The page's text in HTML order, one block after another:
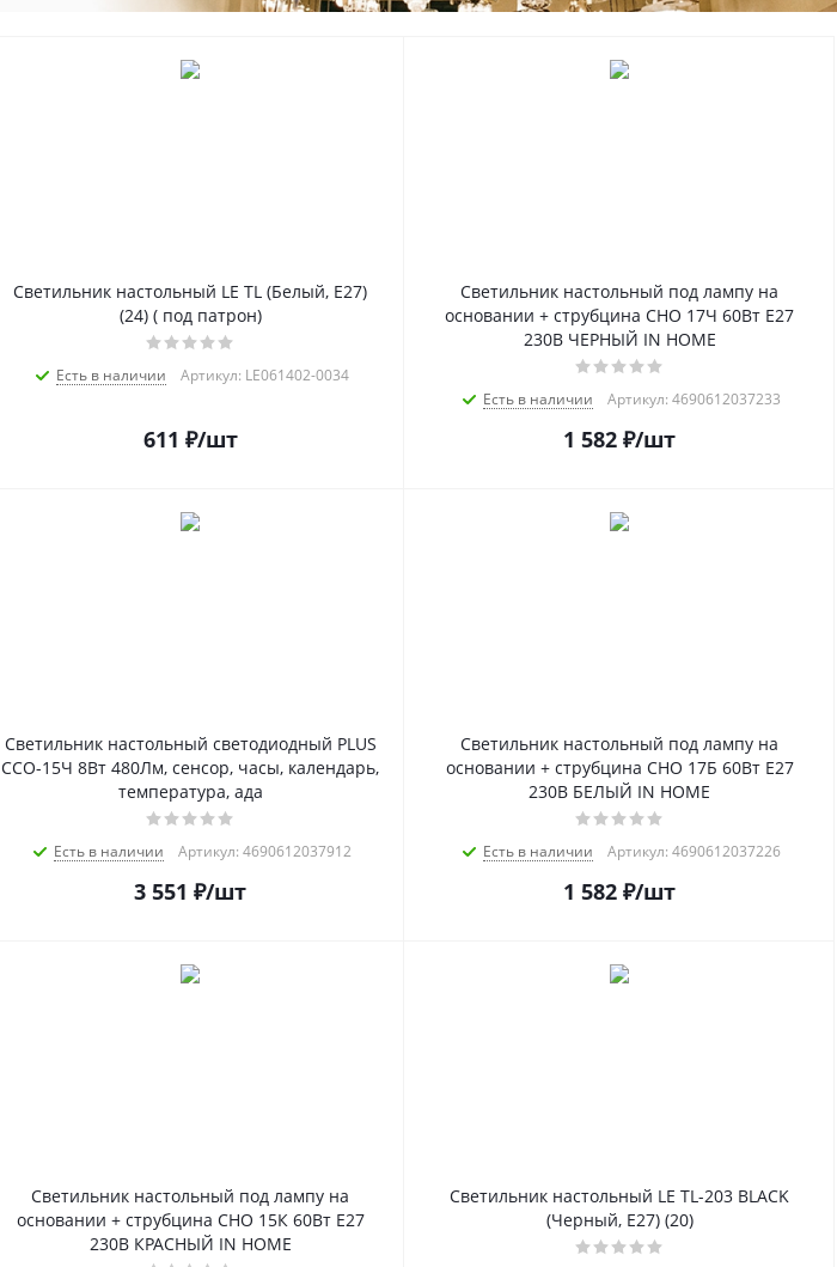
Светильник настольный LE TL (Белый, E27)
(24) ( под патрон)
Есть в наличии Артикул: LE061402-0034
611 ₽/шт
Светильник настольный под лампу на
основании + струбцина СНО 17Ч 60Вт E27
230В ЧЕРНЫЙ IN HOME
Есть в наличии Артикул: 4690612037233
1 582 ₽/шт
Светильник настольный светодиодный PLUS
ССО-15Ч 8Вт 480Лм, сенсор, часы, календарь,
температура, ада
Есть в наличии Артикул: 4690612037912
3 551 ₽/шт
Светильник настольный под лампу на
основании + струбцина СНО 17Б 60Вт E27
230В БЕЛЫЙ IN HOME
Есть в наличии Артикул: 4690612037226
1 582 ₽/шт
Светильник настольный под лампу на
основании + струбцина СНО 15К 60Вт E27
230В КРАСНЫЙ IN HOME
Светильник настольный LE TL-203 BLACK
(Черный, E27) (20)